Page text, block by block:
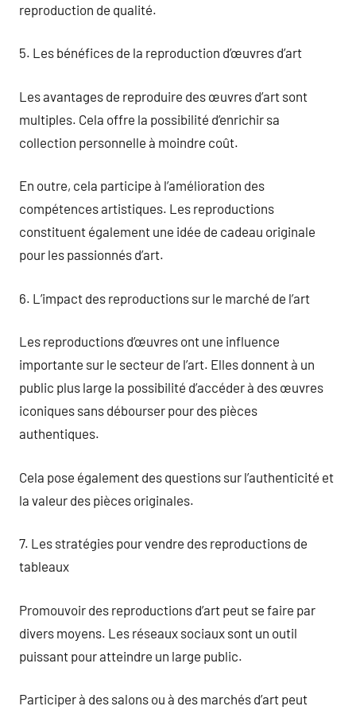
reproduction de qualité.
5. Les bénéfices de la reproduction d’œuvres d’art
Les avantages de reproduire des œuvres d’art sont
multiples. Cela offre la possibilité d’enrichir sa
collection personnelle à moindre coût.
En outre, cela participe à l’amélioration des
compétences artistiques. Les reproductions
constituent également une idée de cadeau originale
pour les passionnés d’art.
6. L’impact des reproductions sur le marché de l’art
Les reproductions d’œuvres ont une influence
importante sur le secteur de l’art. Elles donnent à un
public plus large la possibilité d’accéder à des œuvres
iconiques sans débourser pour des pièces
authentiques.
Cela pose également des questions sur l’authenticité et
la valeur des pièces originales.
7. Les stratégies pour vendre des reproductions de
tableaux
Promouvoir des reproductions d’art peut se faire par
divers moyens. Les réseaux sociaux sont un outil
puissant pour atteindre un large public.
Participer à des salons ou à des marchés d’art peut